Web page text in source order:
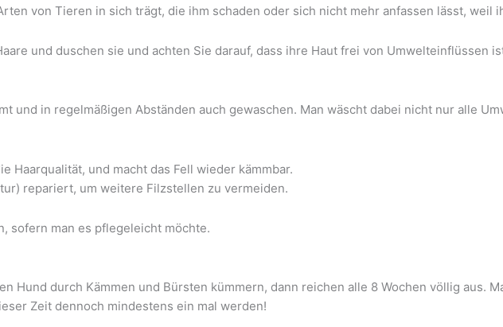
von Tieren in sich trägt, die ihm schaden oder sich nicht mehr anfassen lässt, weil
und duschen sie und achten Sie darauf, dass ihre Haut frei von Umwelteinflüssen
und in regelmäßigen Abständen auch gewaschen. Man wäscht dabei nicht nur alle
Haarqualität, und macht das Fell wieder kämmbar.
repariert, um weitere Filzstellen zu vermeiden.
sofern man es pflegeleicht möchte.
Hund durch Kämmen und Bürsten kümmern, dann reichen alle 8 Wochen völlig aus.
Zeit dennoch mindestens ein mal werden!